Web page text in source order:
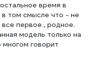
время в
том смысле что - не
первое , родное.
модель только на
говорит